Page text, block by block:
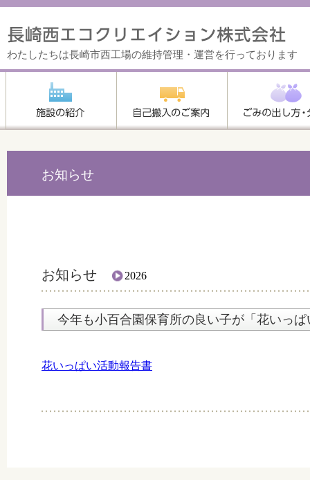
わたしたちは長崎市西工場の維持管理・運営を行っております
お知らせ
お知らせ 2026
今年も小百合園保育所の良い子が「花いっ
花いっぱい活動報告書